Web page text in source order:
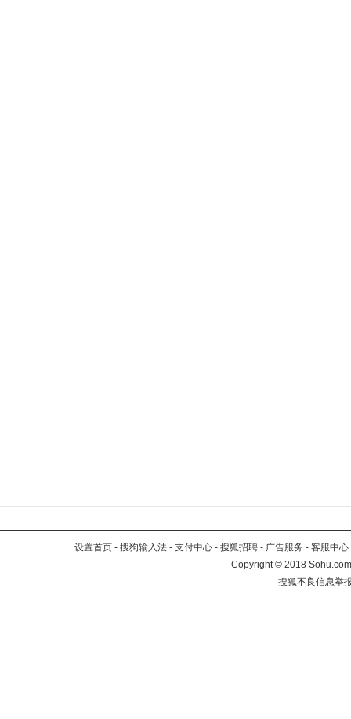
设置首页 - 搜狗输入法 - 支付中心 - 搜狐招聘 - 广告服务 - 客服中心
Copyright©2018
搜狐不良信息举